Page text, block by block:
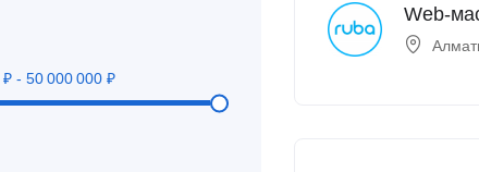
₽ - 50 000 000 ₽
Web-